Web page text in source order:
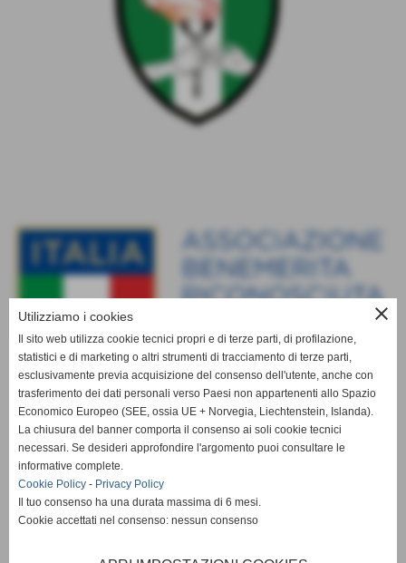
close
Utilizziamo i cookies
Il sito web utilizza cookie tecnici propri e di terze parti, di profilazione,
statistici e di marketing o altri strumenti di tracciamento di terze parti,
esclusivamente previa acquisizione del consenso dell'utente, anche con
trasferimento dei dati personali verso Paesi non appartenenti allo Spazio
Economico Europeo (SEE, ossia UE + Norvegia, Liechtenstein, Islanda).
La chiusura del banner comporta il consenso ai soli cookie tecnici
necessari. Se desideri approfondire l'argomento puoi consultare le
informative complete.
Cookie Policy - Privacy Policy
Il tuo consenso ha una durata massima di 6 mesi.
Cookie accettati nel consenso: nessun consenso